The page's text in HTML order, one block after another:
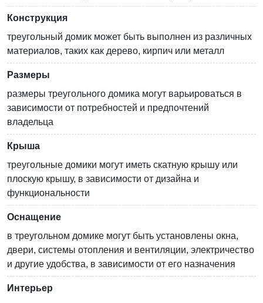
Конструкция
треугольный домик может быть выполнен из различных
материалов, таких как дерево, кирпич или металл
Размеры
размеры треугольного домика могут варьироваться в
зависимости от потребностей и предпочтений
владельца
Крыша
треугольные домики могут иметь скатную крышу или
плоскую крышу, в зависимости от дизайна и
функциональности
Оснащение
в треугольном домике могут быть установлены окна,
двери, системы отопления и вентиляции, электричество
и другие удобства, в зависимости от его назначения
Интерьер